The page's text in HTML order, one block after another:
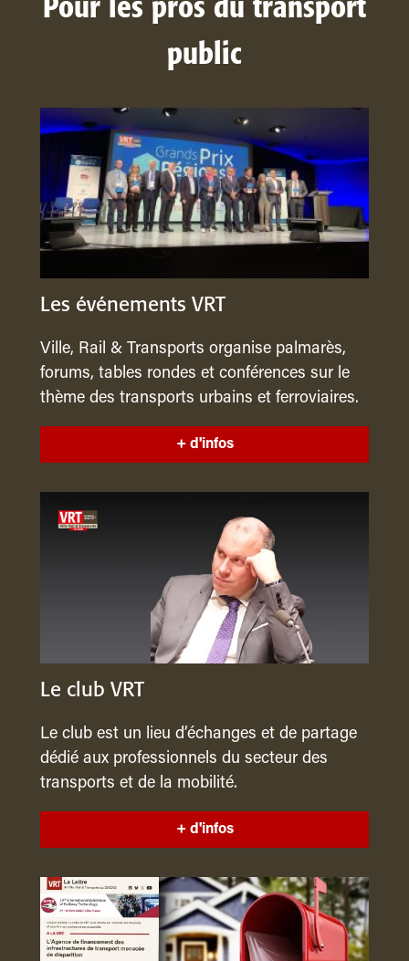
Pour les pros du transport
public
Les événements VRT
Ville, Rail & Transports organise palmarès,
forums, tables rondes et conférences sur le
thème des transports urbains et ferroviaires.
+ d'infos
Le club VRT
Le club est un lieu d’échanges et de partage
dédié aux professionnels du secteur des
transports et de la mobilité.
+ d'infos